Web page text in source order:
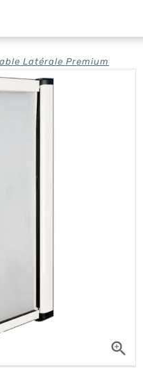
Latérale Premium
